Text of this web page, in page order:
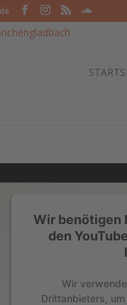
Wir benötigen
den
Wir
Drittanbieters,